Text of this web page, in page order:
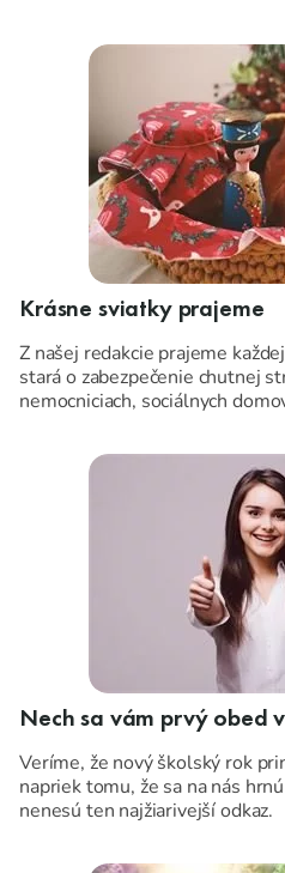
Krásne sviatky prajeme
Z našej redakcie prajeme
stará o zabezpečenie chutnej
nemocniciach, sociálnych
lásky, pokoja, vnútornej sily,
Nech sa vám prvý obed
Veríme, že nový školský rok
napriek tomu, že sa na nás
nenesú ten najžiarivejší odkaz.